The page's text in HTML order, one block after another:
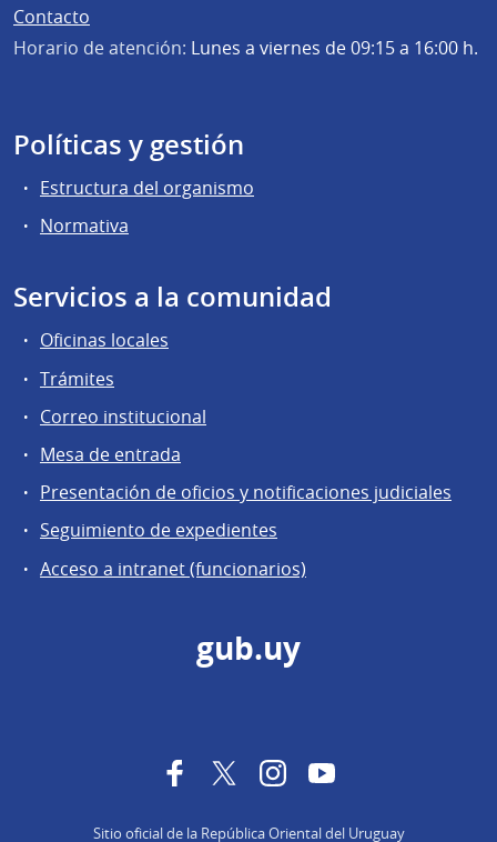
Contacto
Horario de atención: Lunes a viernes de 09:15 a 16:00 h.
Políticas y gestión
Estructura del organismo
Normativa
Servicios a la comunidad
Oficinas locales
Trámites
Correo institucional
Mesa de entrada
Presentación de oficios y notificaciones judiciales
Seguimiento de expedientes
Acceso a intranet (funcionarios)
gub.uy
FacebookTwitterInstagramYouTube
Sitio oficial de la República Oriental del Uruguay